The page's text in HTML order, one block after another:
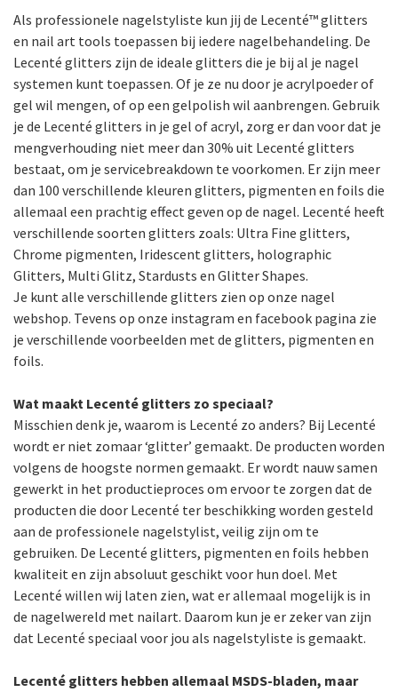
Als professionele nagelstyliste kun jij de Lecenté™ glitters
en nail art tools toepassen bij iedere nagelbehandeling. De
Lecenté glitters zijn de ideale glitters die je bij al je nagel
systemen kunt toepassen. Of je ze nu door je acrylpoeder of
gel wil mengen, of op een gelpolish wil aanbrengen. Gebruik
je de Lecenté glitters in je gel of acryl, zorg er dan voor dat je
mengverhouding niet meer dan 30% uit Lecenté glitters
bestaat, om je servicebreakdown te voorkomen. Er zijn meer
dan 100 verschillende kleuren glitters, pigmenten en foils die
allemaal een prachtig effect geven op de nagel. Lecenté heeft
verschillende soorten glitters zoals: Ultra Fine glitters,
Chrome pigmenten, Iridescent glitters, holographic
Glitters, Multi Glitz, Stardusts en Glitter Shapes.
Je kunt alle verschillende glitters zien op onze nagel
webshop. Tevens op onze instagram en facebook pagina zie
je verschillende voorbeelden met de glitters, pigmenten en
foils.
Wat maakt Lecenté glitters zo speciaal?
Misschien denk je, waarom is Lecenté zo anders? Bij Lecenté
wordt er niet zomaar ‘glitter’ gemaakt. De producten worden
volgens de hoogste normen gemaakt. Er wordt nauw samen
gewerkt in het productieproces om ervoor te zorgen dat de
producten die door Lecenté ter beschikking worden gesteld
aan de professionele nagelstylist, veilig zijn om te
gebruiken. De Lecenté glitters, pigmenten en foils hebben
kwaliteit en zijn absoluut geschikt voor hun doel. Met
Lecenté willen wij laten zien, wat er allemaal mogelijk is in
de nagelwereld met nailart. Daarom kun je er zeker van zijn
dat Lecenté speciaal voor jou als nagelstyliste is gemaakt.
Lecenté glitters hebben allemaal MSDS-bladen, maar